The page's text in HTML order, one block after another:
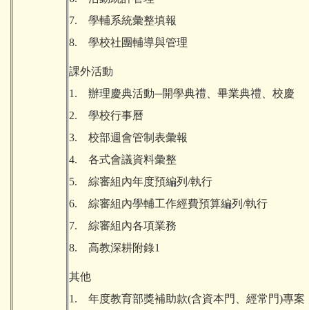
7. 學輔系統彙整填報
8. 學校社團輔導與管理
課外活動
1. 辦理慶典活動─開學典禮、畢業典禮、校慶
2. 學校行事曆
3. 校部週會管制表彙報
4. 各式會議資料彙整
5. 綜審組內年度預編列/執行
6. 綜審組內學輔工作經費預算編列/執行
7. 綜審組內各項業務
8. 高教深耕附錄1
其他
1. 年度教育部獎補助款(含資本門、經常門)專案